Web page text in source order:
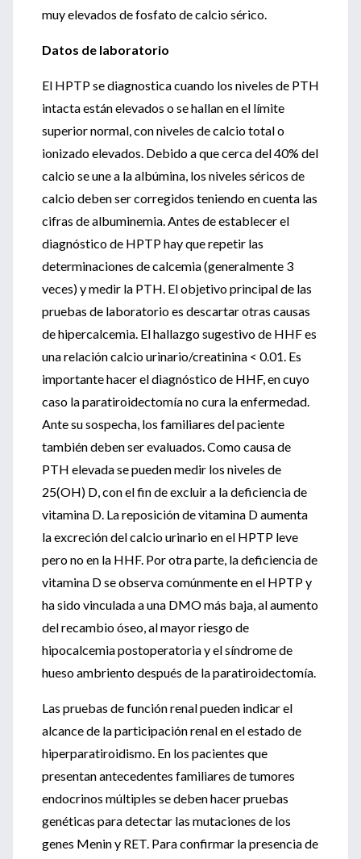
muy elevados de fosfato de calcio sérico.
Datos de laboratorio
El HPTP se diagnostica cuando los niveles de PTH
intacta están elevados o se hallan en el límite
superior normal, con niveles de calcio total o
ionizado elevados. Debido a que cerca del 40% del
calcio se une a la albúmina, los niveles séricos de
calcio deben ser corregidos teniendo en cuenta las
cifras de albuminemia. Antes de establecer el
diagnóstico de HPTP hay que repetir las
determinaciones de calcemia (generalmente 3
veces) y medir la PTH. El objetivo principal de las
pruebas de laboratorio es descartar otras causas
de hipercalcemia. El hallazgo sugestivo de HHF es
una relación calcio urinario/creatinina < 0.01. Es
importante hacer el diagnóstico de HHF, en cuyo
caso la paratiroidectomía no cura la enfermedad.
Ante su sospecha, los familiares del paciente
también deben ser evaluados. Como causa de
PTH elevada se pueden medir los niveles de
25(OH) D, con el fin de excluir a la deficiencia de
vitamina D. La reposición de vitamina D aumenta
la excreción del calcio urinario en el HPTP leve
pero no en la HHF. Por otra parte, la deficiencia de
vitamina D se observa comúnmente en el HPTP y
ha sido vinculada a una DMO más baja, al aumento
del recambio óseo, al mayor riesgo de
hipocalcemia postoperatoria y el síndrome de
hueso ambriento después de la paratiroidectomía.
Las pruebas de función renal pueden indicar el
alcance de la participación renal en el estado de
hiperparatiroidismo. En los pacientes que
presentan antecedentes familiares de tumores
endocrinos múltiples se deben hacer pruebas
genéticas para detectar las mutaciones de los
genes Menin y RET. Para confirmar la presencia de